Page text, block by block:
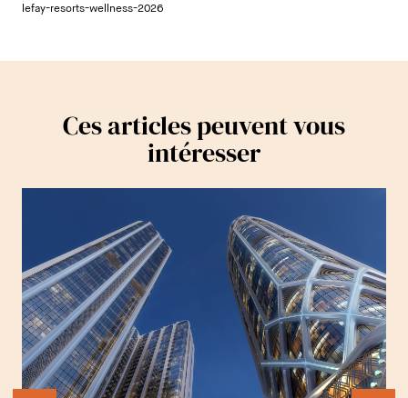
lefay-resorts-wellness-2026
Ces articles peuvent vous
intéresser